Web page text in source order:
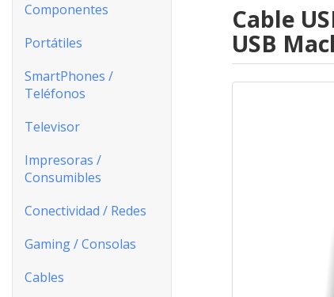
Componentes
Portátiles
SmartPhones /
Teléfonos
Televisor
Impresoras /
Consumibles
Conectividad / Redes
Gaming / Consolas
Cables
Cable
USB